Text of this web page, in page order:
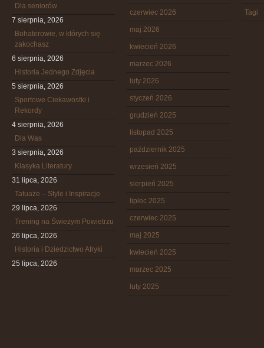
Dla seniorów
7 sierpnia, 2026
Bohaterowie, w których się
zakochasz
6 sierpnia, 2026
Historia Jednego Zdjęcia
5 sierpnia, 2026
Sportowe Ciekawostki i
Rekordy
4 sierpnia, 2026
Dla Was
3 sierpnia, 2026
Klasyka Literatury
31 lipca, 2026
Tatuaże – Style i Inspiracje
29 lipca, 2026
Trening na Świeżym Powietrzu
26 lipca, 2026
Historia i Dziedzictwo Afryki
25 lipca, 2026
czerwiec 2026
maj 2026
kwiecień 2026
marzec 2026
luty 2026
styczeń 2026
grudzień 2025
listopad 2025
październik 2025
wrzesień 2025
sierpień 2025
lipiec 2025
czerwiec 2025
maj 2025
kwiecień 2025
marzec 2025
luty 2025
Tagi